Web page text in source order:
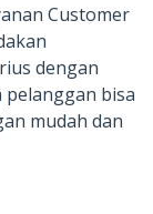
Customer
dengan
pelanggan bisa
mudah dan